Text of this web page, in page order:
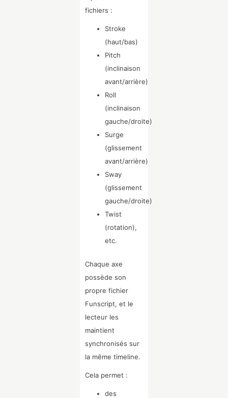
fichiers :
Stroke
(haut/bas)
Pitch
(inclinaison
avant/arrière)
Roll
(inclinaison
gauche/droite)
Surge
(glissement
avant/arrière)
Sway
(glissement
gauche/droite)
Twist
(rotation),
etc.
Chaque axe
possède son
propre fichier
Funscript, et le
lecteur les
maintient
synchronisés sur
la même timeline.
Cela permet :
des